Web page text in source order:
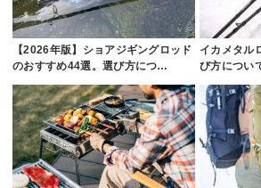
【2026年版】ショアジギングロッド
のおすすめ44選。選び方につ…
イカメタル
び方につい